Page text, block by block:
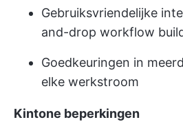
Gebruiksvriendelijke
and-drop workflow
Goedkeuringen in
elke werkstroom
Kintone beperkingen